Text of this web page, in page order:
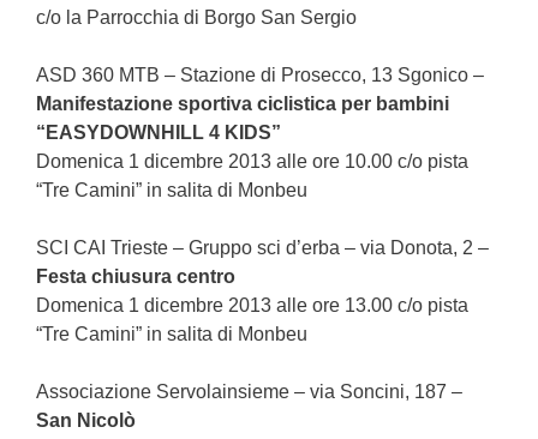
c/o la Parrocchia di Borgo San Sergio
ASD 360 MTB – Stazione di Prosecco, 13 Sgonico –
Manifestazione sportiva ciclistica per bambini
“EASYDOWNHILL 4 KIDS”
Domenica 1 dicembre 2013 alle ore 10.00 c/o pista
“Tre Camini” in salita di Monbeu
SCI CAI Trieste – Gruppo sci d’erba – via Donota, 2 –
Festa chiusura centro
Domenica 1 dicembre 2013 alle ore 13.00 c/o pista
“Tre Camini” in salita di Monbeu
Associazione Servolainsieme – via Soncini, 187 –
San Nicolò